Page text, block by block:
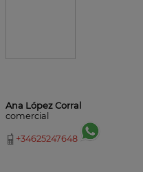
Ana López Corral
comercial
+34625247648